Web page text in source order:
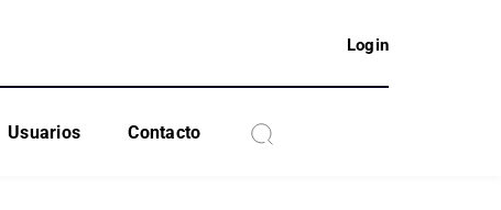
Login
Usuarios Contacto